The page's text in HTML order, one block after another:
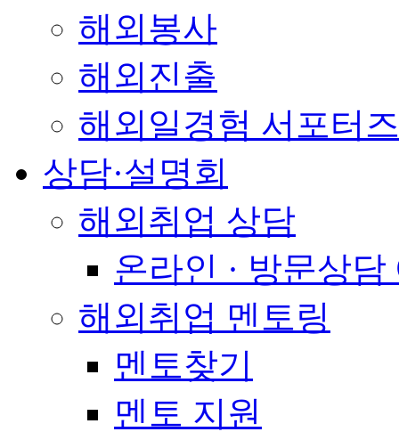
해외봉사
해외진출
해외일경험 서포터
상담·설명회
해외취업 상담
온라인 · 방문상담
해외취업 멘토링
멘토찾기
멘토 지원